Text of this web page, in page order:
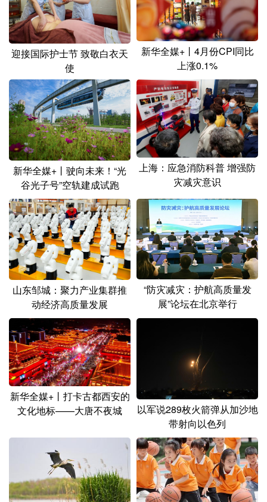
四川 贵州 云南 西藏
陕西 甘肃 青海 宁夏
多语种频道
English Español Français عربى
Русский язык 日本語 한국어
Deutsch Português
迎接国际护士节 致敬白衣天
使
新华全媒+丨4月份CPI同比
上涨0.1%
新华全媒+丨驶向未来！“光
谷光子号”空轨建成试跑
上海：应急消防科普 增强防
灾减灾意识
山东邹城：聚力产业集群推
动经济高质量发展
“防灾减灾：护航高质量发
展”论坛在北京举行
新华全媒+丨打卡古都西安的
文化地标——大唐不夜城
以军说289枚火箭弹从加沙地
带射向以色列